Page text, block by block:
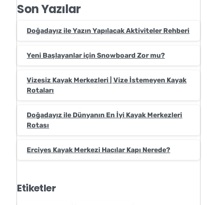
Son Yazılar
Doğadayız ile Yazın Yapılacak Aktiviteler Rehberi
Yeni Başlayanlar için Snowboard Zor mu?
Vizesiz Kayak Merkezleri | Vize İstemeyen Kayak
Rotaları
Doğadayız ile Dünyanın En İyi Kayak Merkezleri
Rotası
Erciyes Kayak Merkezi Hacılar Kapı Nerede?
Etiketler